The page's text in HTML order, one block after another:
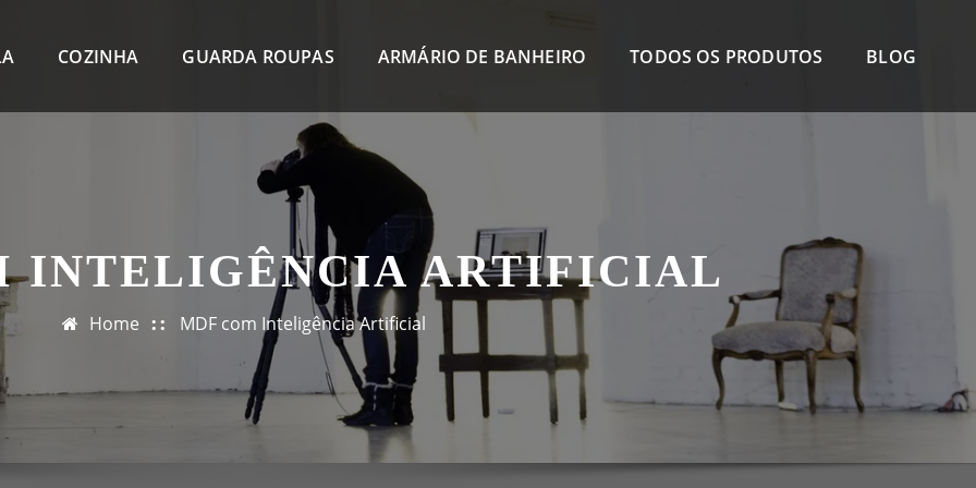
COZINHA GUARDA ROUPAS ARMÁRIO DE BANHEIRO TODOS OS PRODUTOS BLOG
INTELIGÊNCIA ARTIFICIAL
Home MDF com Inteligência Artificial